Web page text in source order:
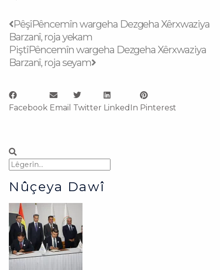
Prev
PêşîPêncemîn wargeha Dezgeha Xêrxwaziya
Barzanî, roja yekam
PiştîPêncemîn wargeha Dezgeha Xêrxwaziya
Barzanî, roja seyam
Next
Facebook Email Twitter LinkedIn Pinterest
Search
Nûçeya Dawî